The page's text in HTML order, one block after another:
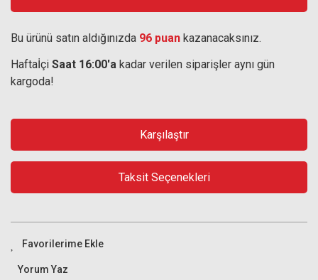
Bu ürünü satın aldığınızda 96 puan kazanacaksınız.
Haftaİçi Saat 16:00'a kadar verilen siparişler aynı gün
kargoda!
Karşılaştır
Taksit Seçenekleri
Yorum Yaz